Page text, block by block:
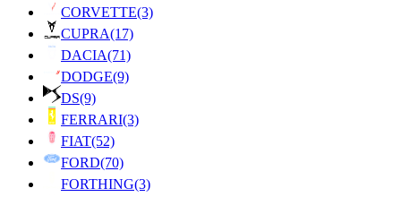
CORVETTE(3)
CUPRA(17)
DACIA(71)
DODGE(9)
DS(9)
FERRARI(3)
FIAT(52)
FORD(70)
FORTHING(3)